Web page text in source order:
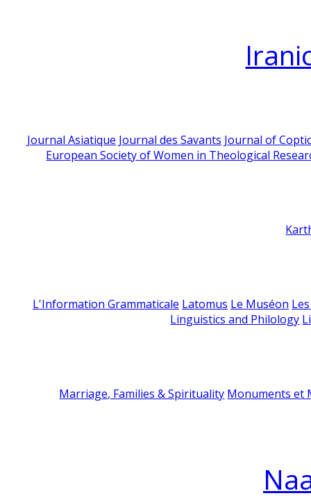
Journal Asiatique Journal des Savants Journal of
European Society of Women in Theological
L'Information Grammaticale Latomus Le Muséon
Linguistics and Philology
Marriage, Families & Spirituality Monuments et